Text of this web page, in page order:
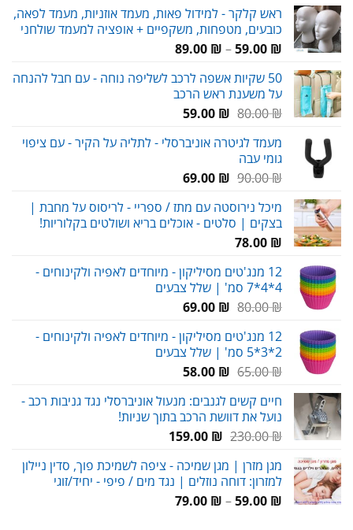
ראש קלקר - למידול פאות, מעמד אוזניות, מעמד לפאה,
כובעים, מטפחות, משקפיים + אופציה למעמד שולחני
59.00 ₪
–
89.00 ₪
טווח
עד
50 שקיות אשפה לרכב לשליפה נוחה - עם חבל להנחה
על משענת ראש הרכב
80.00₪
המחיר
היה:
59.00 ₪
המחיר
הוא:
מעמד לגיטרה אוניברסלי - לתליה על הקיר - עם ציפוי
גומי עבה
90.00₪
המחיר
היה:
90.00 ₪.
69.00 ₪
המחיר
הוא:
69.00 ₪.
מיכל נירוסטה עם מתז / ספריי - לריסוס על מחבת |
בצקים | סלטים - אוכלים בריא ושולטים בקלוריות!
78.00 ₪
12 מנג'טים מסיליקון - מיוחדים לאפיה ולקינוחים -
4*4*7 סמ' | שלל צבעים
80.00₪
המחיר
היה:
80.00 ₪.
69.00 ₪
המחיר
הוא:
69.00 ₪.
12 מנג'טים מסיליקון - מיוחדים לאפיה ולקינוחים -
2*3*5 סמ' | שלל צבעים
65.00₪
המחיר
היה:
65.00 ₪.
58.00 ₪
המחיר
הוא:
58.00 ₪.
חיים קשים לגנבים: מנעול אוניברסלי נגד גניבות רכב -
נועל את דוושת הרכב בתוך שניות!
230.00₪
המחיר
היה:
230.00 ₪.
159.00 ₪
המחיר
הוא:
159.00 ₪.
מגן מזרן | מגן שמיכה - ציפה לשמיכת פוך, סדין ניילון
למזרון: דוחה נוזלים | נגד מים / פיפי - יחיד/זוגי
59.00 ₪
–
79.00 ₪
טווח